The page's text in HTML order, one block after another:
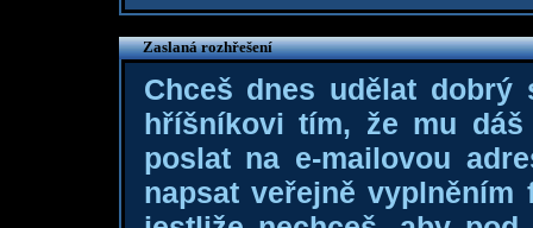
Zaslaná rozhřešení
Chceš dnes udělat dobrý
hříšníkovi tím, že mu
poslat na e-mailovou
napsat veřejně